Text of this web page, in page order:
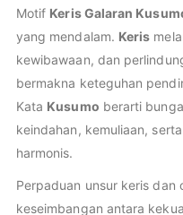
Motif Keris Galaran
yang mendalam. Keris
kewibawaan, dan
bermakna keteguhan
Kata Kusumo berarti
keindahan, kemuliaan,
harmonis.
Perpaduan unsur keris dan
keseimbangan antara